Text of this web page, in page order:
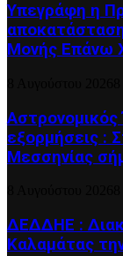
Υπεγράφη η
Μονής Επάνω
εξορμήσεις :
Μεσσηνίας
ΔΕΔΔΗΕ :
Καλαμάτας